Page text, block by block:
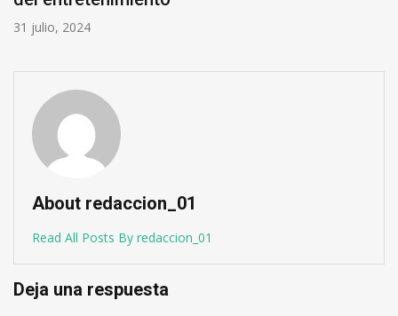
31 julio, 2024
About redaccion_01
Read All Posts By redaccion_01
Deja una respuesta